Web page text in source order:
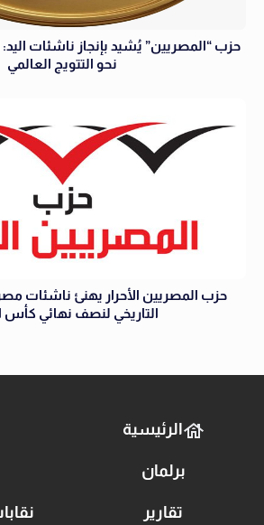
حزب “المصريين” يُشيد بإنجاز ناشئات
نحو التتويج العالمي
حزب المصريين الأحرار يهنئ ناشئات مصر
التاريخي لنصف نهائي كأس
الرئيسية
برلمان
تقارير